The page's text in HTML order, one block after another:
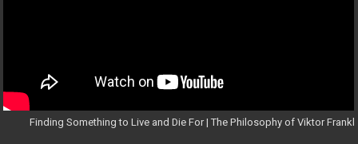
Finding Something to Live and Die For | The Philosophy of Viktor Frankl